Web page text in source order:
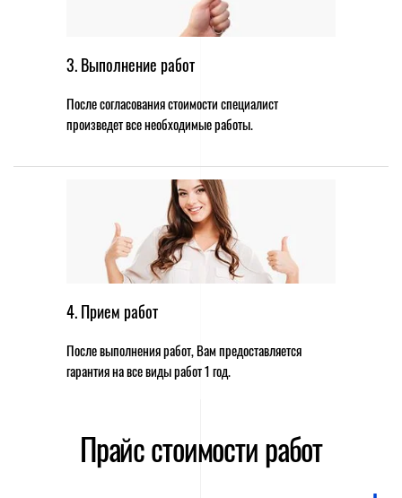
3. Выполнение работ
После согласования стоимости специалист
произведет все необходимые работы.
4. Прием работ
После выполнения работ, Вам предоставляется
гарантия на все виды работ 1 год.
Прайс стоимости работ